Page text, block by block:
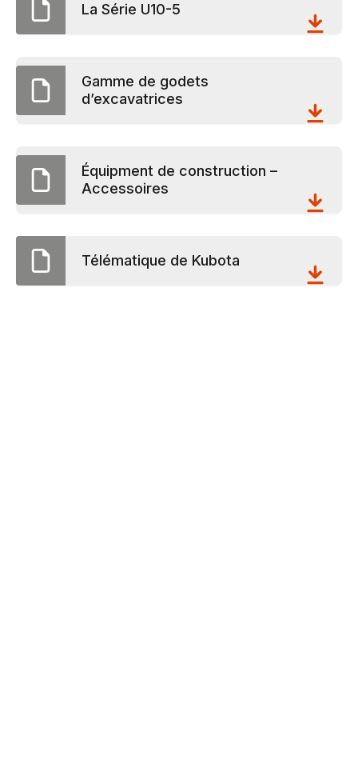
La Série U10-5
Gamme de godets
d’excavatrices
Équipment de construction –
Accessoires
Télématique de Kubota